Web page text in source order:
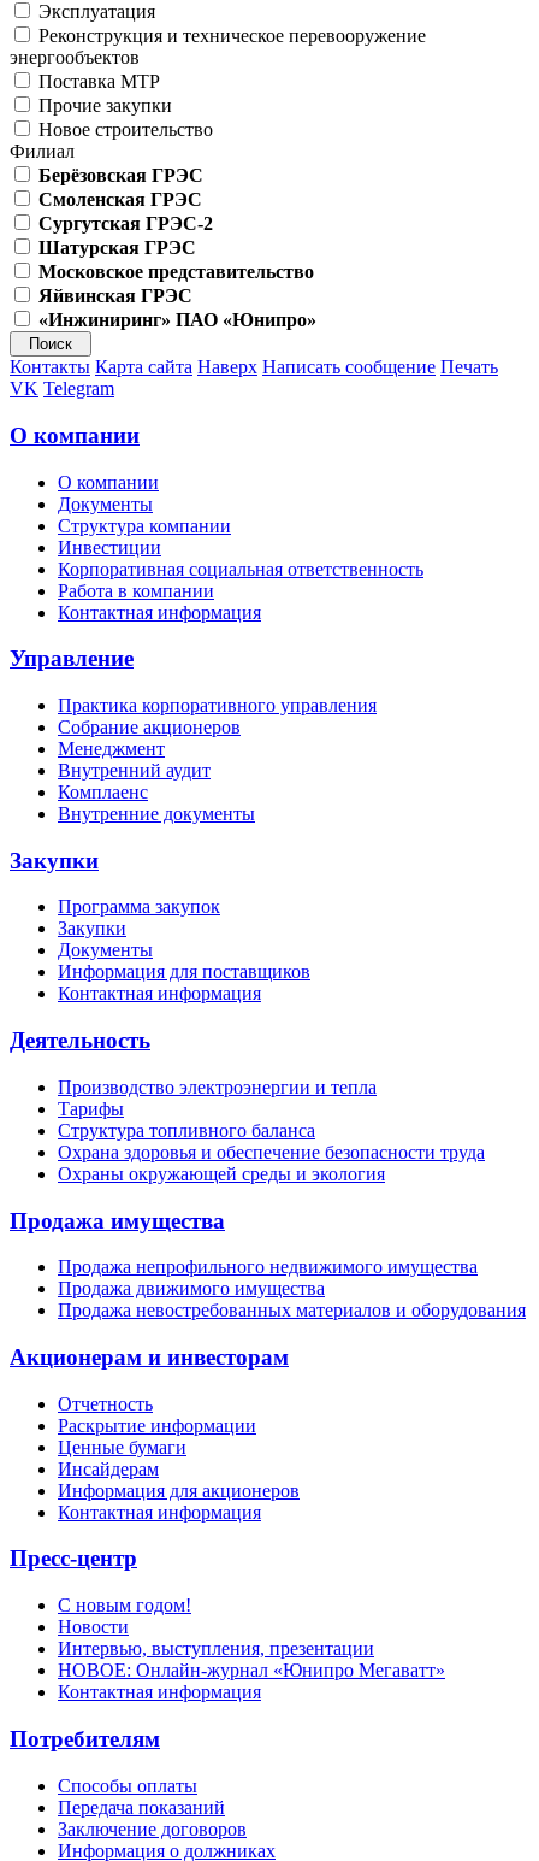
Эксплуатация
Реконструкция и техническое перевооружение
энергообъектов
Поставка МТР
Прочие закупки
Новое строительство
Филиал
Берёзовская ГРЭС
Смоленская ГРЭС
Сургутская ГРЭС-2
Шатурская ГРЭС
Московское представительство
Яйвинская ГРЭС
«Инжиниринг» ПАО «Юнипро»
Контакты Карта сайта Наверх Написать сообщение Печать
VK Telegram
О компании
О компании
Документы
Структура компании
Инвестиции
Корпоративная социальная ответственность
Работа в компании
Контактная информация
Управление
Практика корпоративного управления
Собрание акционеров
Менеджмент
Внутренний аудит
Комплаенс
Внутренние документы
Закупки
Программа закупок
Закупки
Документы
Информация для поставщиков
Контактная информация
Деятельность
Производство электроэнергии и тепла
Тарифы
Структура топливного баланса
Охрана здоровья и обеспечение безопасности труда
Охраны окружающей среды и экология
Продажа имущества
Продажа непрофильного недвижимого имущества
Продажа движимого имущества
Продажа невостребованных материалов и оборудования
Акционерам и инвесторам
Отчетность
Раскрытие информации
Ценные бумаги
Инсайдерам
Информация для акционеров
Контактная информация
Пресс-центр
С новым годом!
Новости
Интервью, выступления, презентации
НОВОЕ: Онлайн-журнал «Юнипро Мегаватт»
Контактная информация
Потребителям
Способы оплаты
Передача показаний
Заключение договоров
Информация о должниках